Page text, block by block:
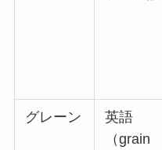
グレーン
英語
（grain